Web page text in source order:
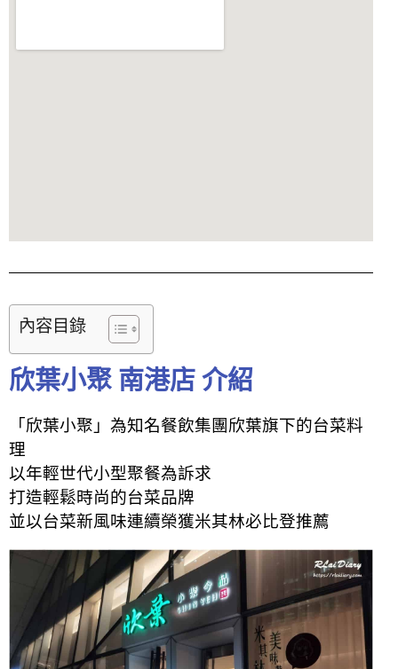
內容目錄
欣葉小聚 南港店 介紹
「欣葉小聚」為知名餐飲集團欣葉旗下的台菜料
理
以年輕世代小型聚餐為訴求
打造輕鬆時尚的台菜品牌
並以台菜新風味連續榮獲米其林必比登推薦